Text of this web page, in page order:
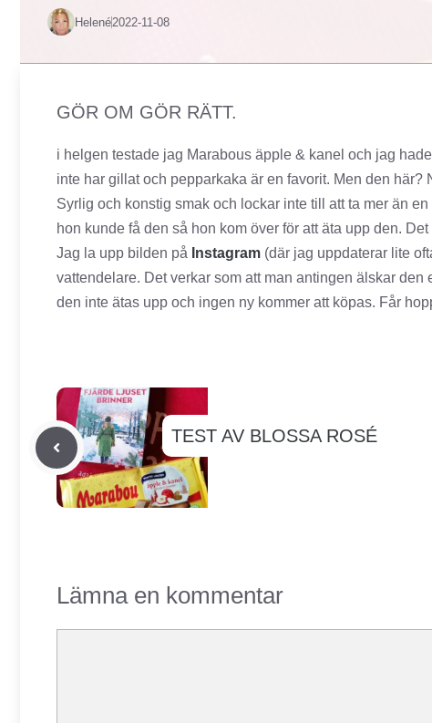
Helené2022-11-08
GÖR OM GÖR RÄTT.
i helgen testade jag Marabous äpple & kanel och jag
inte har gillat och pepparkaka är en favorit. Men den
Syrlig och konstig smak och lockar inte till att ta mer än
hon kunde få den så hon kom över för att äta upp den.
Jag la upp bilden på Instagram (där jag uppdaterar lite
vattendelare. Det verkar som att man antingen älskar
den inte ätas upp och ingen ny kommer att köpas. Får
TEST AV BLOSSA ROSÉ
Lämna en kommentar